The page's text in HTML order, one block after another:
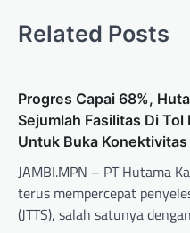
Related Posts
Progres Capai 68%,
Sejumlah Fasilitas Di
Untuk Buka Konektivitas
JAMBI.MPN – PT Hutama
terus mempercepat
(JTTS), salah satunya